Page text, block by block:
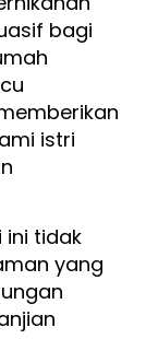
bagi
istri
ini tidak
yang